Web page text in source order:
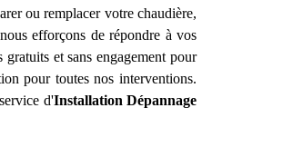
ou remplacer votre chaudière,
efforçons de répondre à vos
et sans engagement pour
pour toutes nos interventions.
d'Installation Dépannage